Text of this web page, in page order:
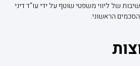
של ליווי משפטי שוטף על ידי עו"ד דיני
הראשוני.